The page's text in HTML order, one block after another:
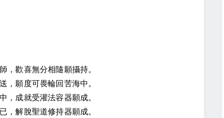
歡喜無分相隨願攝持。
願度可畏輪回苦海中。
成就受灌法容器願成。
解脫聖道修持器願成。